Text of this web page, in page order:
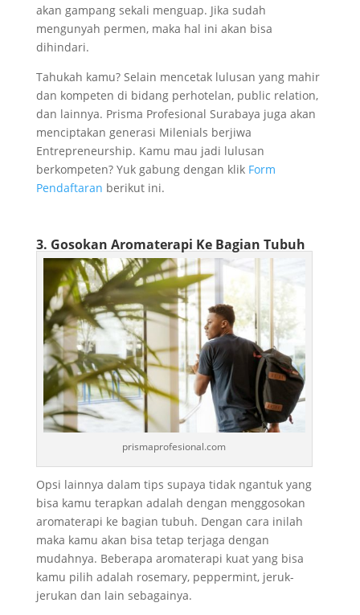
akan gampang sekali menguap. Jika sudah
mengunyah permen, maka hal ini akan bisa
dihindari.
Tahukah kamu? Selain mencetak lulusan yang mahir
dan kompeten di bidang perhotelan, public relation,
dan lainnya. Prisma Profesional Surabaya juga akan
menciptakan generasi Milenials berjiwa
Entrepreneurship. Kamu mau jadi lulusan
berkompeten? Yuk gabung dengan klik Form
Pendaftaran berikut ini.
3. Gosokan Aromaterapi Ke Bagian Tubuh
prismaprofesional.com
Opsi lainnya dalam tips supaya tidak ngantuk yang
bisa kamu terapkan adalah dengan menggosokan
aromaterapi ke bagian tubuh. Dengan cara inilah
maka kamu akan bisa tetap terjaga dengan
mudahnya. Beberapa aromaterapi kuat yang bisa
kamu pilih adalah rosemary, peppermint, jeruk-
jerukan dan lain sebagainya.